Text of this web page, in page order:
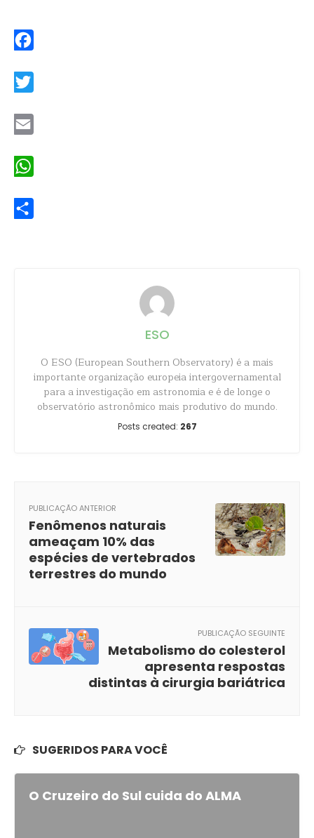
ESO
O ESO (European Southern Observatory) é a mais
importante organização europeia intergovernamental
para a investigação em astronomia e é de longe o
observatório astronômico mais produtivo do mundo.
Posts created: 267
PUBLICAÇÃO ANTERIOR
Fenômenos naturais
ameaçam 10% das
espécies de vertebrados
terrestres do mundo
PUBLICAÇÃO SEGUINTE
Metabolismo do colesterol
apresenta respostas
distintas à cirurgia bariátrica
SUGERIDOS PARA VOCÊ
O Cruzeiro do Sul cuida do ALMA